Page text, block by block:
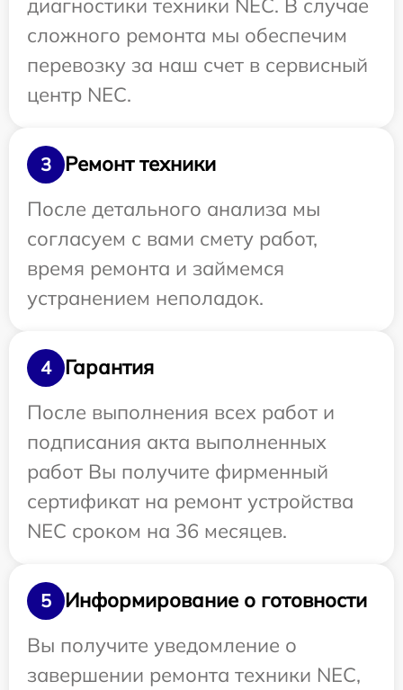
сложного ремонта мы обеспечим
перевозку за наш счет в сервисный
центр NEC.
3
Ремонт техники
После детального анализа мы
согласуем с вами смету работ,
время ремонта и займемся
устранением неполадок.
4
Гарантия
После выполнения всех работ и
подписания акта выполненных
работ Вы получите фирменный
сертификат на ремонт устройства
NEC сроком на 36 месяцев.
5
Информирование о готовности
Вы получите уведомление о
завершении ремонта техники NEC,